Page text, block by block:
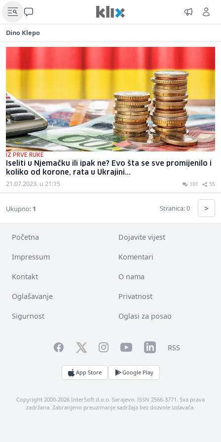
Dino Klepo
IZ PRVE RUKE
Iseliti u Njemačku ili ipak ne? Evo šta se sve promijenilo i
koliko od korone, rata u Ukrajini...
21.07.2023. u 21:15 101 55
Ukupno: 1 Stranica: 0 >
Početna Dojavite vijest
Impressum Komentari
Kontakt O nama
Oglašavanje Privatnost
Sigurnost Oglasi za posao
FacebookTwitterInstagramYouTubeLinkedInRSS
App Store Google Play
Copyright 2000-2026 InterSoft d.o.o. Sarajevo. ISSN 2566-3771. Sva prava
zadržana. Zabranjeno preuzimanje sadržaja bez dozvole izdavača.